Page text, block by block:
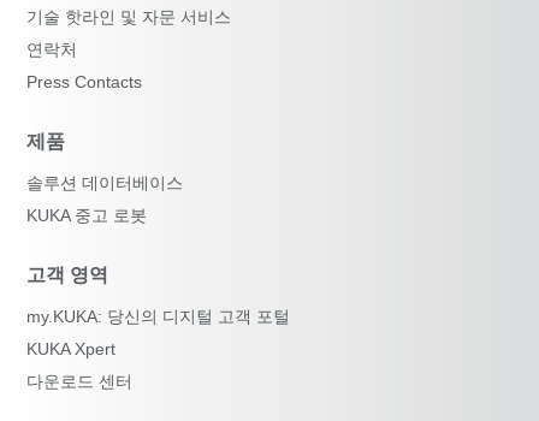
기술 핫라인 및 자문 서비스
연락처
Press Contacts
제품
솔루션 데이터베이스
KUKA 중고 로봇
고객 영역
my.KUKA: 당신의 디지털 고객 포털
KUKA Xpert
다운로드 센터